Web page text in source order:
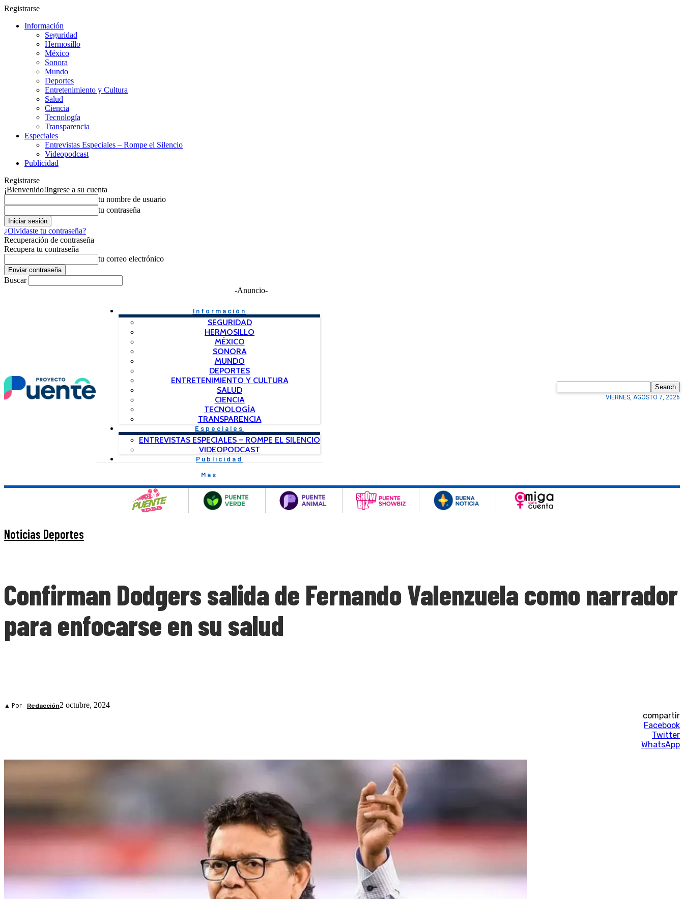
Registrarse
Información
Seguridad
Hermosillo
México
Sonora
Mundo
Deportes
Entretenimiento y Cultura
Salud
Ciencia
Tecnología
Transparencia
Especiales
Entrevistas Especiales – Rompe el Silencio
Videopodcast
Publicidad
Registrarse
¡Bienvenido!Ingrese a su cuenta
tu nombre de usuario
tu contraseña
¿Olvidaste tu contraseña?
Recuperación de contraseña
Recupera tu contraseña
tu correo electrónico
Buscar
-Anuncio-
Información
SEGURIDAD
HERMOSILLO
MÉXICO
SONORA
MUNDO
DEPORTES
ENTRETENIMIENTO Y CULTURA
SALUD
CIENCIA
TECNOLOGÍA
TRANSPARENCIA
Especiales
ENTREVISTAS ESPECIALES – ROMPE EL SILENCIO
VIDEOPODCAST
Publicidad
Mas
Search
VIERNES, AGOSTO 7, 2026
Noticias Deportes
Confirman Dodgers salida de Fernando Valenzuela como narrador
para enfocarse en su salud
▲ Por Redacción2 octubre, 2024
compartir
Facebook
Twitter
WhatsApp